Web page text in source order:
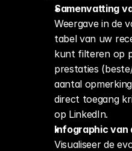
Samenvatting
Weergave in de
tabel van uw
kunt filteren op
prestaties
aantal
direct toegang
op LinkedIn.
Infographic van
Visualiseer de